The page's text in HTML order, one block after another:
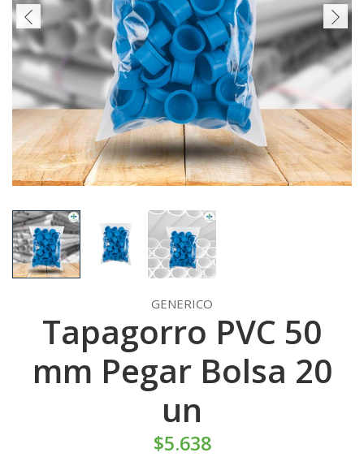
GENERICO
Tapagorro PVC 50
mm Pegar Bolsa 20
un
$5.638